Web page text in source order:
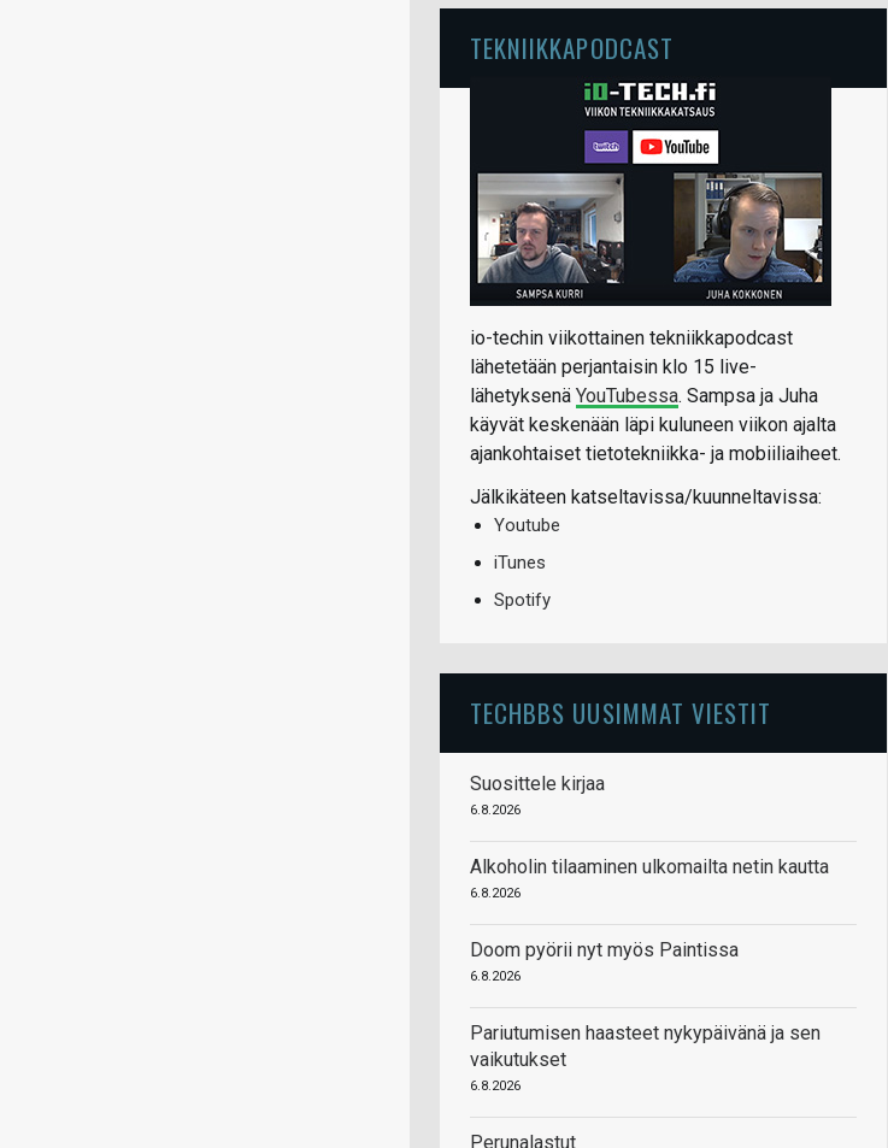
TEKNIIKKAPODCAST
io-techin viikottainen tekniikkapodcast
lähetetään perjantaisin klo 15 live-
lähetyksenä YouTubessa. Sampsa ja Juha
käyvät keskenään läpi kuluneen viikon ajalta
ajankohtaiset tietotekniikka- ja mobiiliaiheet.
Jälkikäteen katseltavissa/kuunneltavissa:
Youtube
iTunes
Spotify
TECHBBS UUSIMMAT VIESTIT
Suosittele kirjaa
6.8.2026
Alkoholin tilaaminen ulkomailta netin kautta
6.8.2026
Doom pyörii nyt myös Paintissa
6.8.2026
Pariutumisen haasteet nykypäivänä ja sen
vaikutukset
6.8.2026
Perunalastut